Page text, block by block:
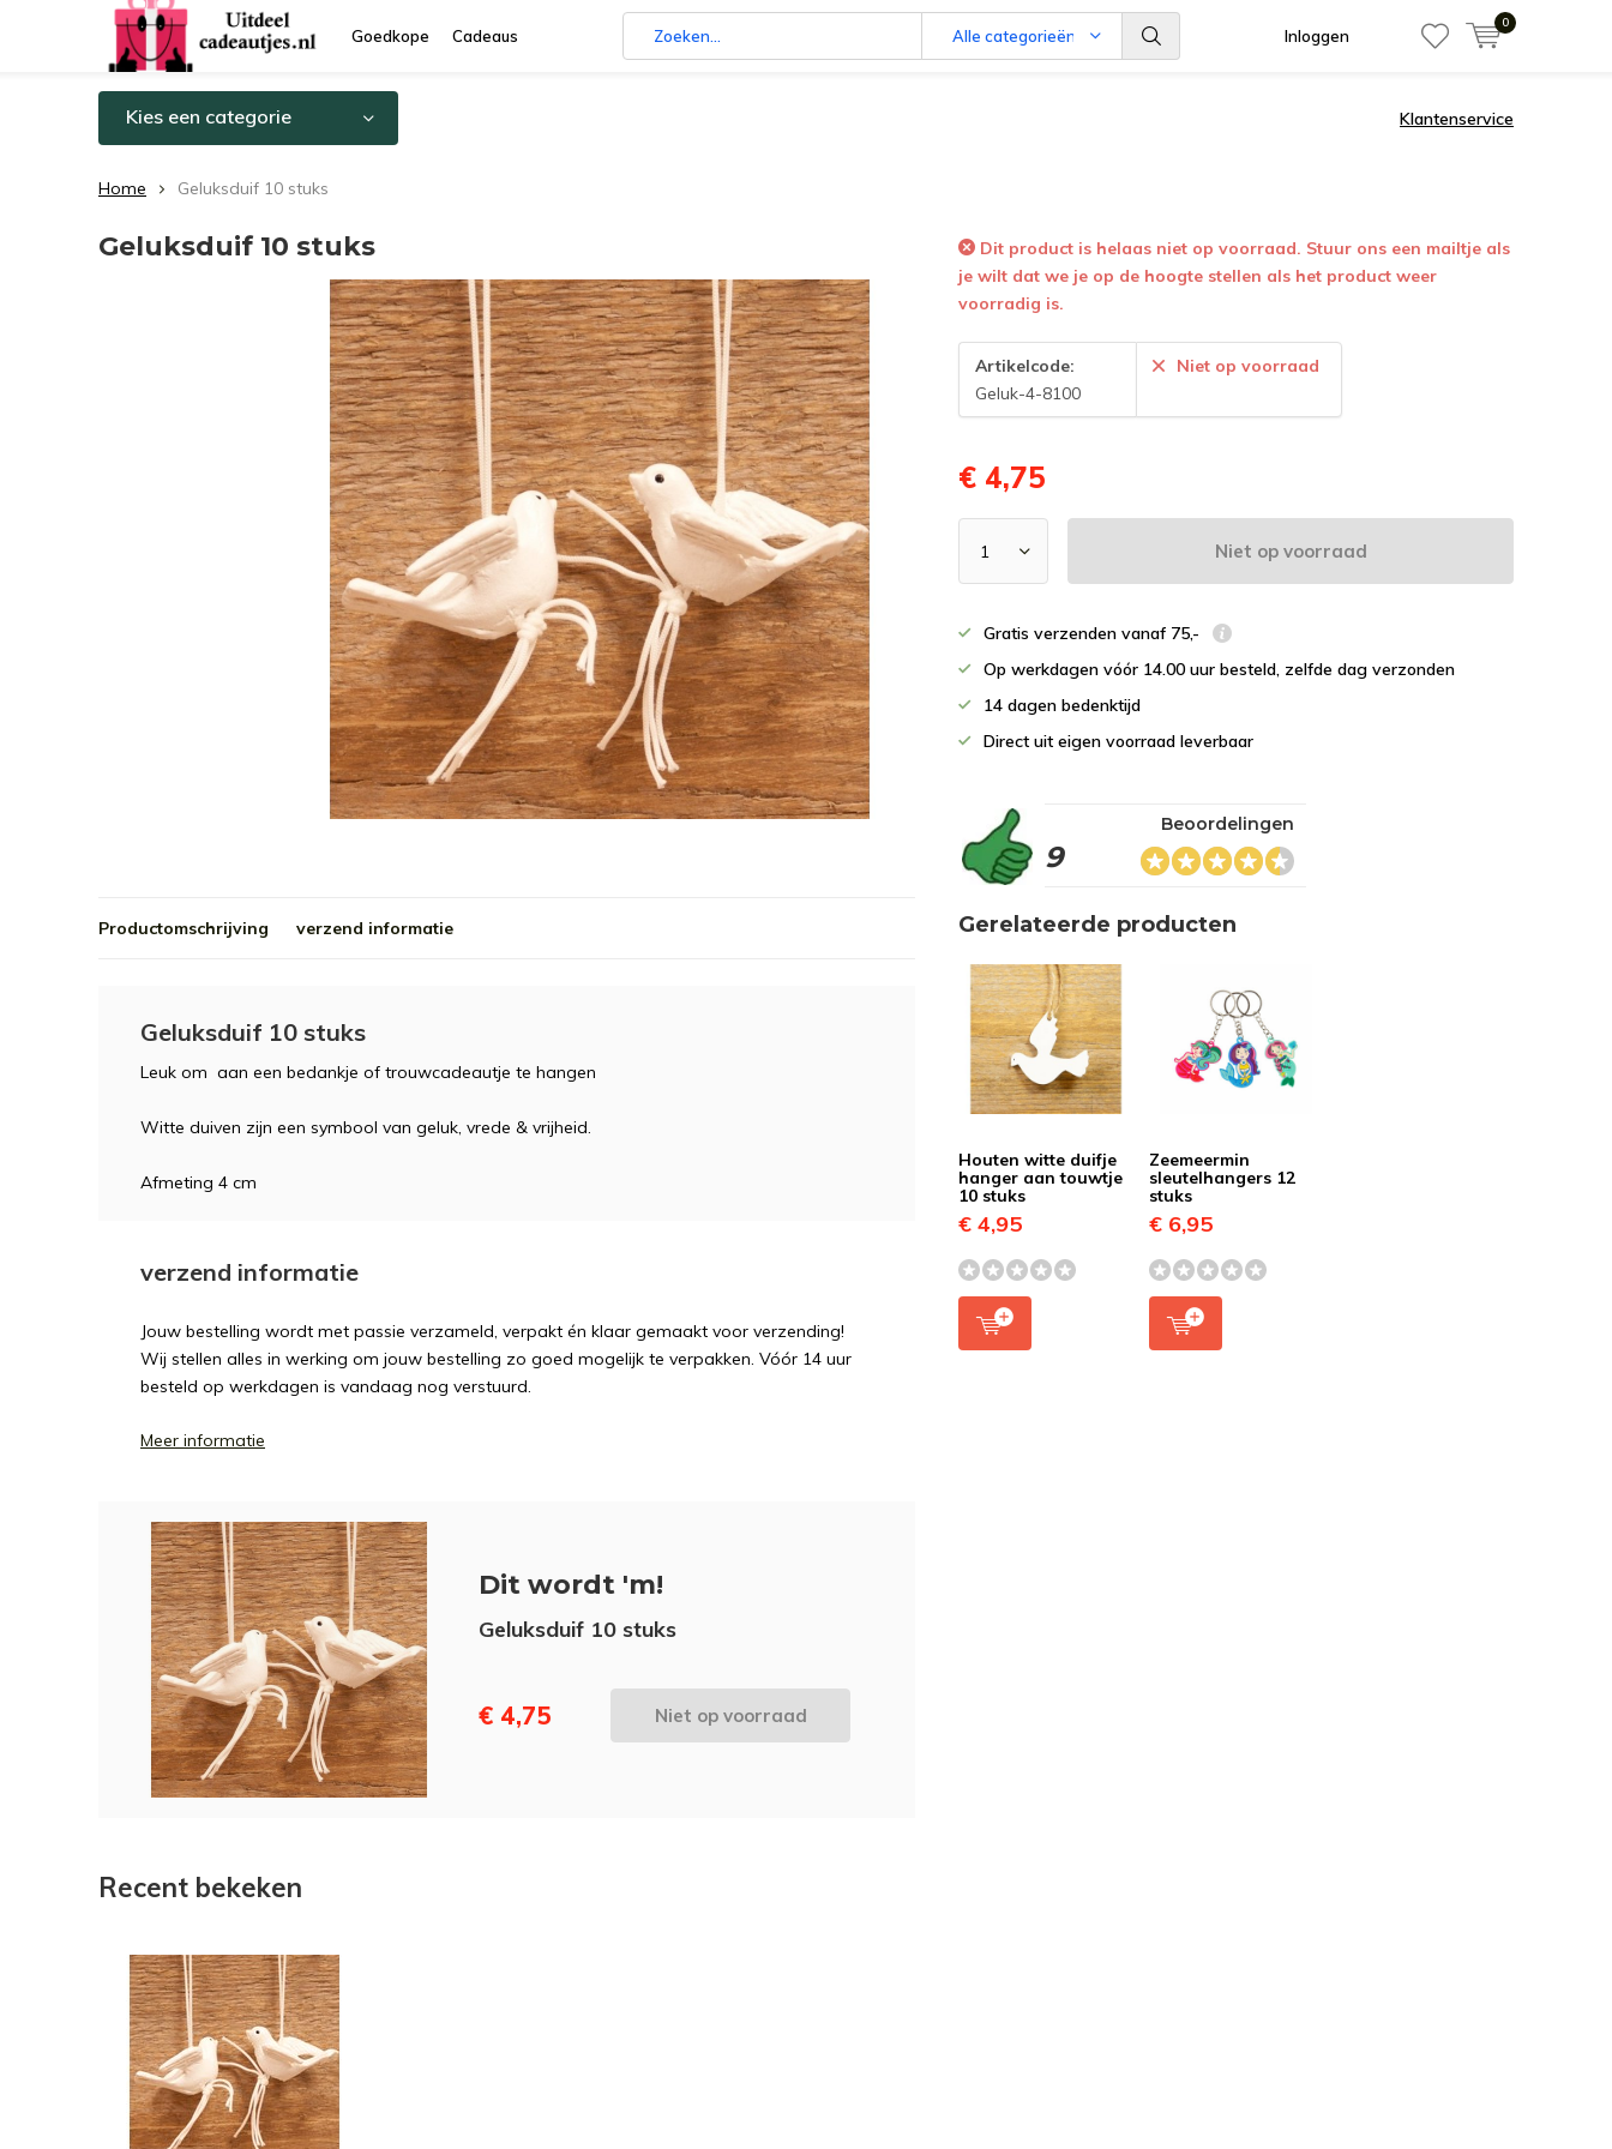
Goedkope Cadeaus Alle categorieën Inloggen
0
Kies een categorie Klantenservice
Home Geluksduif 10 stuks
Geluksduif 10 stuks
Dit product is helaas niet op voorraad. Stuur ons een mailtje als
je wilt dat we je op de hoogte stellen als het product weer
voorradig is.
Artikelcode:
Geluk-4-8100
Niet op voorraad
€ 4,75
Niet op voorraad
Gratis verzenden vanaf 75,-
Op werkdagen vóór 14.00 uur besteld, zelfde dag verzonden
14 dagen bedenktijd
Direct uit eigen voorraad leverbaar
9
Beoordelingen
Productomschrijving verzend informatie
Geluksduif 10 stuks
Leuk om aan een bedankje of trouwcadeautje te hangen
Witte duiven zijn een symbool van geluk, vrede & vrijheid.
Afmeting 4 cm
verzend informatie
Jouw bestelling wordt met passie verzameld, verpakt én klaar gemaakt voor verzending!
Wij stellen alles in werking om jouw bestelling zo goed mogelijk te verpakken. Vóór 14 uur
besteld op werkdagen is vandaag nog verstuurd.
Meer informatie
Dit wordt 'm!
Geluksduif 10 stuks
€ 4,75 Niet op voorraad
Gerelateerde producten
Houten witte duifje
hanger aan touwtje
10 stuks
€ 4,95
Zeemeermin
sleutelhangers 12
stuks
€ 6,95
Recent bekeken